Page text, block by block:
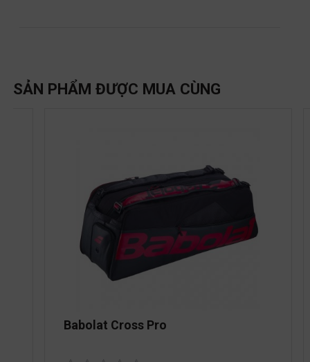
SẢN PHẨM ĐƯỢC MUA CÙNG
Babolat Cross Pro